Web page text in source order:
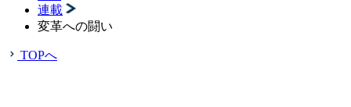
連載
変革への闘い
TOPへ